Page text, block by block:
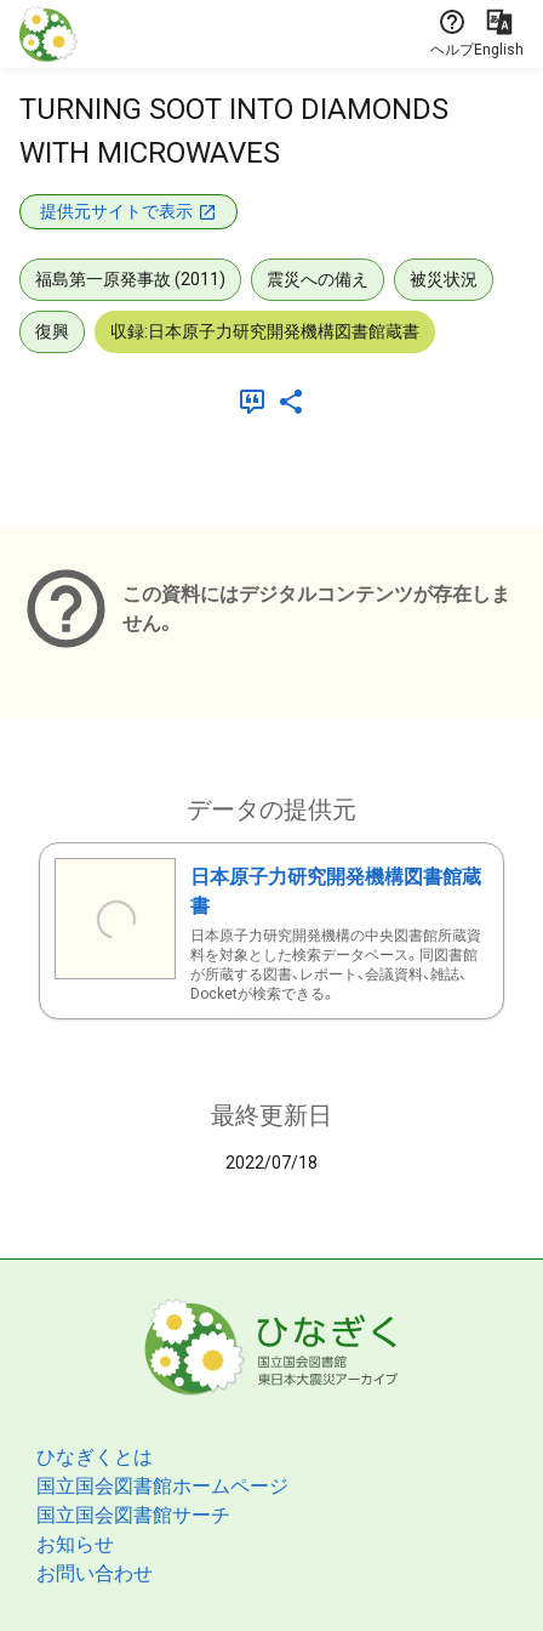
本文に飛ぶ
ヘルプEnglish
TURNING SOOT INTO DIAMONDS
WITH MICROWAVES
提供元サイトで表示
福島第一原発事故 (2011) 震災への備え 被災状況
復興 収録:日本原子力研究開発機構図書館蔵書
この資料にはデジタルコンテンツが存在しま
せん。
データの提供元
日本原子力研究開発機構図書館蔵
書
日本原子力研究開発機構の中央図書館所蔵資
料を対象とした検索データベース。同図書館
が所蔵する図書、レポート、会議資料、雑誌、
Docketが検索できる。
最終更新日
2022/07/18
ひなぎくとは
国立国会図書館ホームページ
国立国会図書館サーチ
お知らせ
お問い合わせ